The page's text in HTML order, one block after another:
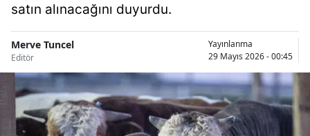
satın alınacağını duyurdu.
Merve Tuncel
Editör
Yayınlanma
29 Mayıs 2026 - 00:45